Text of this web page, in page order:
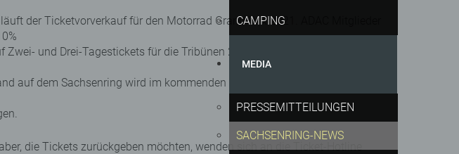
CAMPING
MEDIA
PRESSEMITTEILUNGEN
SACHSENRING-NEWS
der Ticketvorverkauf für den Motorrad Grand Prix 2021. ADAC Mitglieder
Zwei- und Drei-Tagestickets für die Tribünen 2, 7 und 13. Der Motorrad Grand
auf dem Sachsenring wird im kommenden Jahr voraussichtlich im Juni oder
die Tickets zurückgeben möchten, wenden sich an die Ticket-Hotline